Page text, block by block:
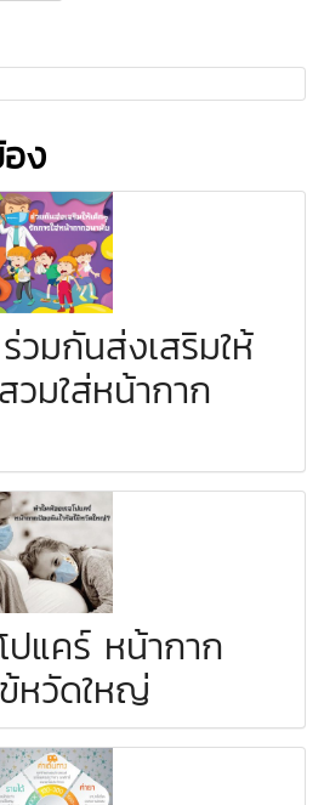
ง
วมกันส่งเสริมให้
วมใส่หน้ากาก
ปแคร์ หน้ากาก
หวัดใหญ่